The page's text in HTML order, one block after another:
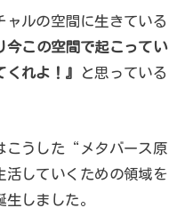
ャルの空間に生きている
今この空間で起こってい
れよ！』
と思っている
こうした“メタバース原
していくための領域を
しました。